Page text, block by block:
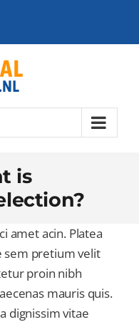
is
amet acin. Platea
sem pretium velit
proin nibh
mauris quis.
dignissim vitae